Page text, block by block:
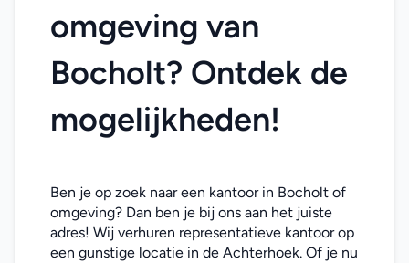
omgeving van
Bocholt? Ontdek de
mogelijkheden!
Ben je op zoek naar een kantoor in Bocholt of
omgeving? Dan ben je bij ons aan het juiste
adres! Wij verhuren representatieve kantoor op
een gunstige locatie in de Achterhoek. Of je nu